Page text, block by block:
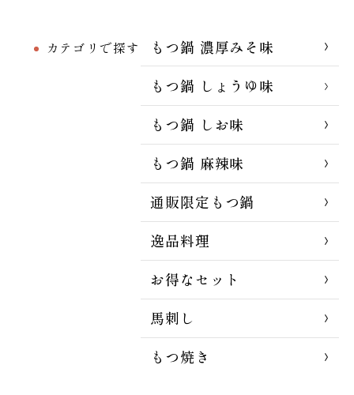
カテゴリで探す
もつ鍋 濃厚みそ味
もつ鍋 しょうゆ味
もつ鍋 しお味
もつ鍋 麻辣味
通販限定もつ鍋
逸品料理
お得なセット
馬刺し
もつ焼き